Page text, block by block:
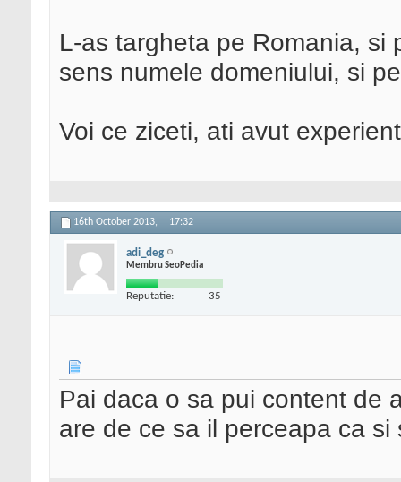
L-as targheta pe Romania, si
sens numele domeniului, si
Voi ce ziceti, ati avut
16th October 2013, 17:32
adi_deg
Membru SeoPedia
Reputatie: 35
Pai daca o sa pui content de
are de ce sa il perceapa ca si